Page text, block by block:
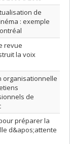
de
: exemple
revue
la voix
organisationnelle
de
préparer la
d&apos;attente